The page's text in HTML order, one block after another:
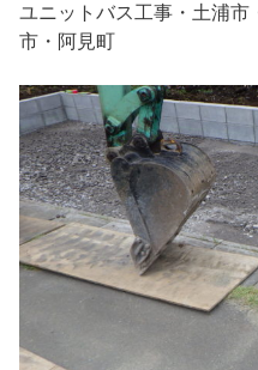
ユニットバス工事・土浦
市・阿見町